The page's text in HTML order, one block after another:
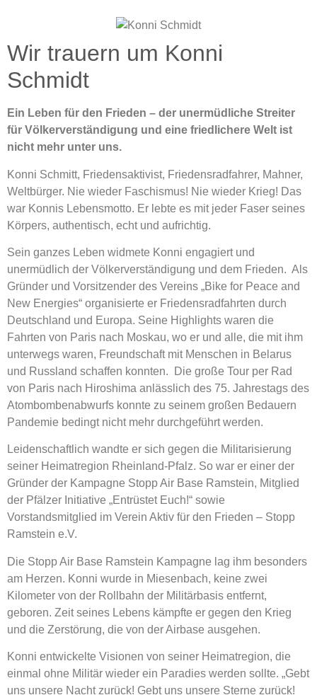
Wir trauern um Konni
Schmidt
Ein Leben für den Frieden – der unermüdliche Streiter
für Völkerverständigung und eine friedlichere Welt ist
nicht mehr unter uns.
Konni Schmitt, Friedensaktivist, Friedensradfahrer, Mahner,
Weltbürger. Nie wieder Faschismus! Nie wieder Krieg! Das
war Konnis Lebensmotto. Er lebte es mit jeder Faser seines
Körpers, authentisch, echt und aufrichtig.
Sein ganzes Leben widmete Konni engagiert und
unermüdlich der Völkerverständigung und dem Frieden. Als
Gründer und Vorsitzender des Vereins „Bike for Peace and
New Energies“ organisierte er Friedensradfahrten durch
Deutschland und Europa. Seine Highlights waren die
Fahrten von Paris nach Moskau, wo er und alle, die mit ihm
unterwegs waren, Freundschaft mit Menschen in Belarus
und Russland schaffen konnten. Die große Tour per Rad
von Paris nach Hiroshima anlässlich des 75. Jahrestags des
Atombombenabwurfs konnte zu seinem großen Bedauern
Pandemie bedingt nicht mehr durchgeführt werden.
Leidenschaftlich wandte er sich gegen die Militarisierung
seiner Heimatregion Rheinland-Pfalz. So war er einer der
Gründer der Kampagne Stopp Air Base Ramstein, Mitglied
der Pfälzer Initiative „Entrüstet Euch!“ sowie
Vorstandsmitglied im Verein Aktiv für den Frieden – Stopp
Ramstein e.V.
Die Stopp Air Base Ramstein Kampagne lag ihm besonders
am Herzen. Konni wurde in Miesenbach, keine zwei
Kilometer von der Rollbahn der Militärbasis entfernt,
geboren. Zeit seines Lebens kämpfte er gegen den Krieg
und die Zerstörung, die von der Airbase ausgehen.
Konni entwickelte Visionen von seiner Heimatregion, die
einmal ohne Militär wieder ein Paradies werden sollte. „Gebt
uns unsere Nacht zurück! Gebt uns unsere Sterne zurück!